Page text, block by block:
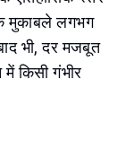
मुकाबले लगभग
भी, दर मजबूत
किसी गंभीर